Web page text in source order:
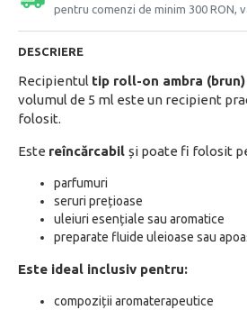
pentru comenzi de minim 300 RON,
DESCRIERE
Recipientul tip roll-on ambra
volumul de 5 ml este un recipient
folosit.
Este reîncărcabil și poate fi folosit
parfumuri
seruri prețioase
uleiuri esențiale sau aromatice
preparate fluide uleioase sau
Este ideal inclusiv pentru:
compoziții aromaterapeutice